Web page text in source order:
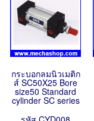
กระบอกลมนิวเมติก
ส์ SC50X25 Bore
size50 Standard
cylinder SC series